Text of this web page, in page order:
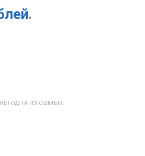
.
одни из самых